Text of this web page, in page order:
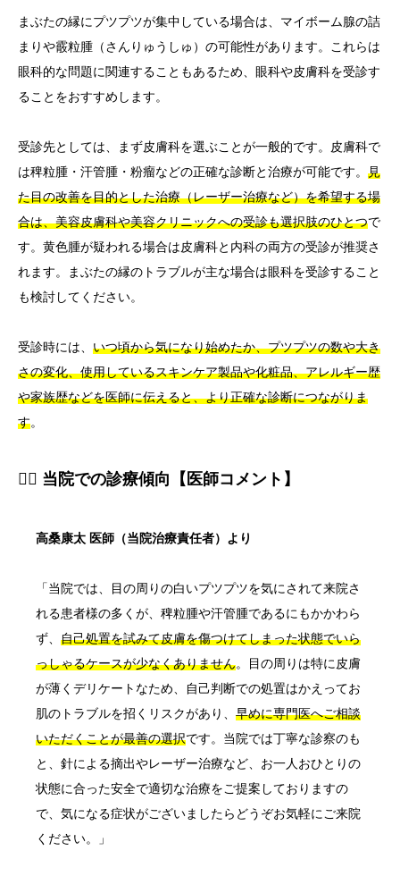
まぶたの縁にプツプツが集中している場合は、マイボーム腺の詰
まりや霰粒腫（さんりゅうしゅ）の可能性があります。これらは
眼科的な問題に関連することもあるため、眼科や皮膚科を受診す
ることをおすすめします。
受診先としては、まず皮膚科を選ぶことが一般的です。皮膚科で
は稗粒腫・汗管腫・粉瘤などの正確な診断と治療が可能です。 見
た目の改善を目的とした治療（レーザー治療など）を希望する場
合は、美容皮膚科や美容クリニックへの受診も選択肢のひとつで
す。黄色腫が疑われる場合は皮膚科と内科の両方の受診が推奨さ
れます。まぶたの縁のトラブルが主な場合は眼科を受診すること
も検討してください。
受診時には、 いつ頃から気になり始めたか、プツプツの数や大き
さの変化、使用しているスキンケア製品や化粧品、アレルギー歴
や家族歴などを医師に伝えると、より正確な診断につながりま
す。
👨‍⚕️ 当院での診療傾向【医師コメント】
高桑康太 医師（当院治療責任者）より
「当院では、目の周りの白いプツプツを気にされて来院さ
れる患者様の多くが、稗粒腫や汗管腫であるにもかかわら
ず、 自己処置を試みて皮膚を傷つけてしまった状態でいら
っしゃるケースが少なくありません。目の周りは特に皮膚
が薄くデリケートなため、自己判断での処置はかえってお
肌のトラブルを招くリスクがあり、 早めに専門医へご相談
いただくことが最善の選択です。当院では丁寧な診察のも
と、針による摘出やレーザー治療など、お一人おひとりの
状態に合った安全で適切な治療をご提案しておりますの
で、気になる症状がございましたらどうぞお気軽にご来院
ください。」